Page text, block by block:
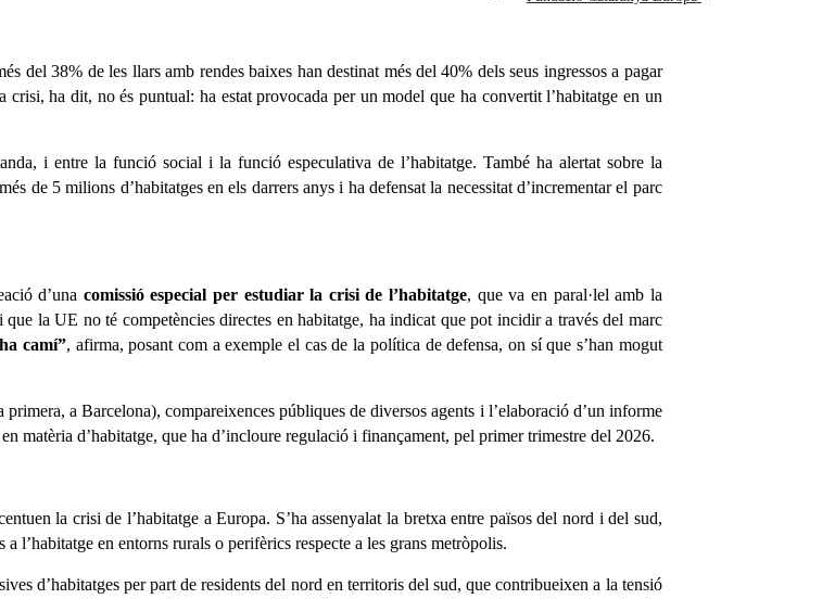
del 38% de les llars amb rendes baixes han destinat més del 40% dels seus ingressos a pagar
crisi, ha dit, no és puntual: ha estat provocada per un model que ha convertit l’habitatge en un
i entre la funció social i la funció especulativa de l’habitatge. També ha alertat sobre la
de 5 milions d’habitatges en els darrers anys i ha defensat la necessitat d’incrementar el parc
d’una comissió especial per estudiar la crisi de l’habitatge, que va en paral·lel amb la
la UE no té competències directes en habitatge, ha indicat que pot incidir a través del marc
camí”, afirma, posant com a exemple el cas de la política de defensa, on sí que s’han mogut
a Barcelona), compareixences públiques de diversos agents i l’elaboració d’un informe
matèria d’habitatge, que ha d’incloure regulació i finançament, pel primer trimestre del 2026.
la crisi de l’habitatge a Europa. S’ha assenyalat la bretxa entre països del nord i del sud,
l’habitatge en entorns rurals o perifèrics respecte a les grans metròpolis.
d’habitatges per part de residents del nord en territoris del sud, que contribueixen a la tensió